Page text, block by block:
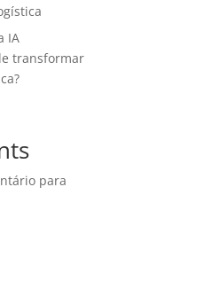
IA
transformar
para